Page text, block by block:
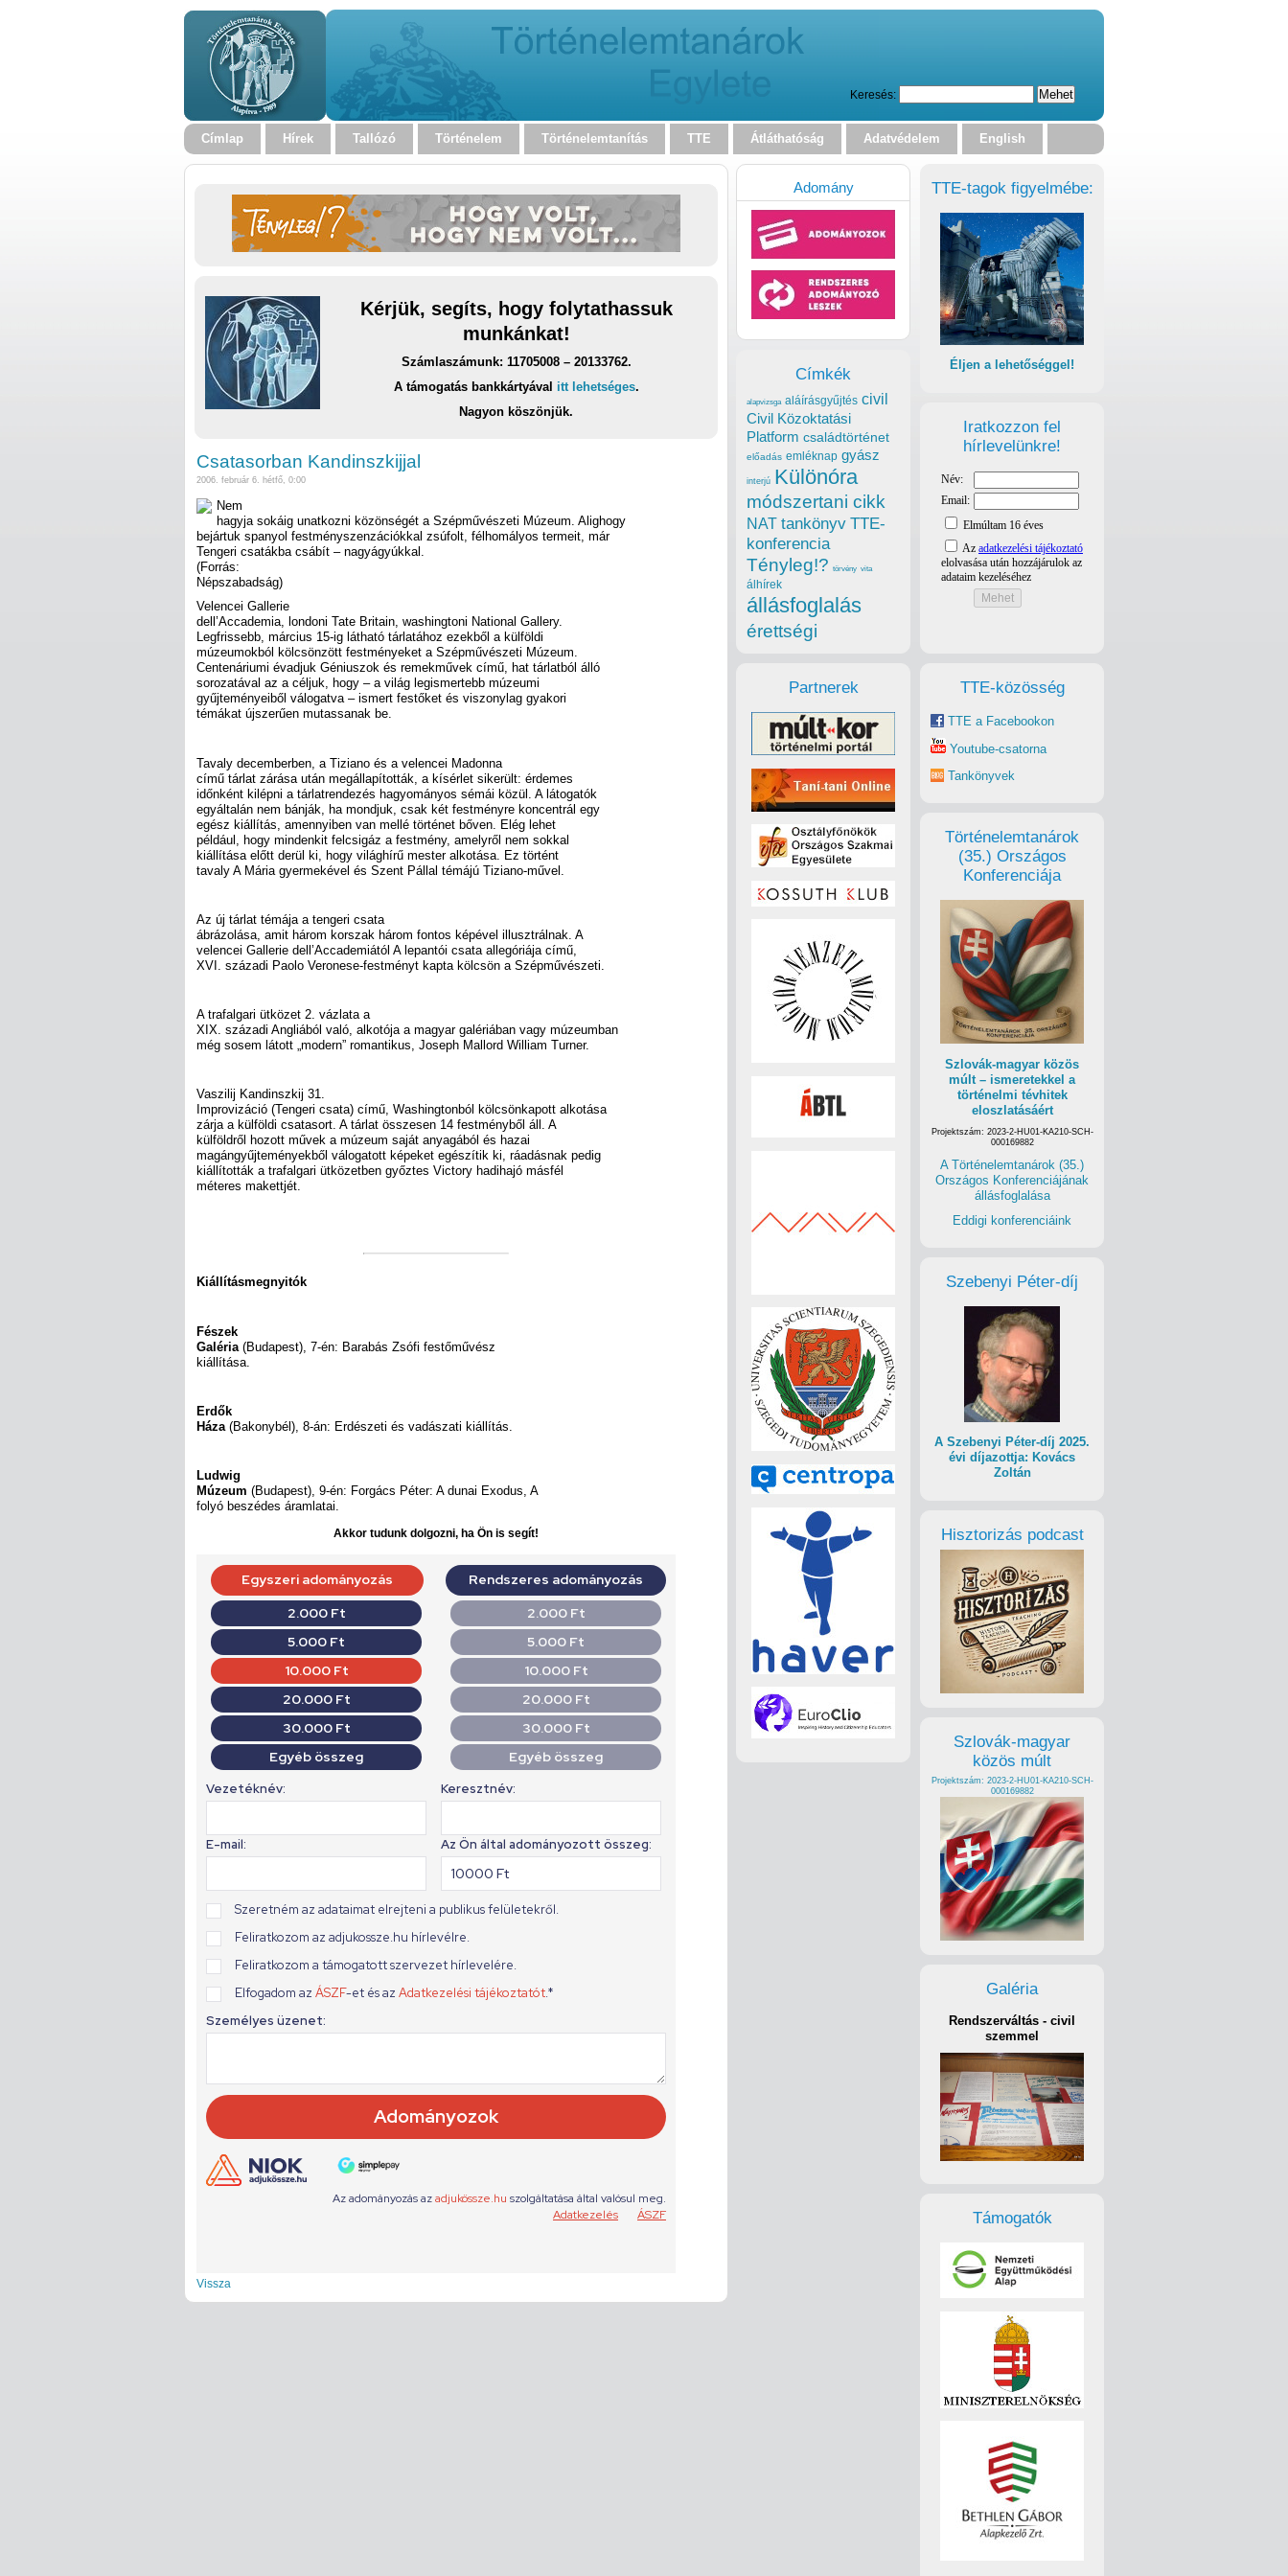
Keresés:
Címlap Hírek Tallózó Történelem Történelemtanítás TTE Átláthatóság Adatvédelem English
Kérjük, segíts, hogy folytathassuk
munkánkat!
Számlaszámunk: 11705008 – 20133762.
A támogatás bankkártyával itt lehetséges.
Nagyon köszönjük.
Csatasorban Kandinszkijjal
2006. február 6. hétfő, 0:00
Nem
hagyja sokáig unatkozni közönségét a Szépművészeti Múzeum. Alighogy
bejártuk spanyol festményszenzációkkal zsúfolt, félhomályos termeit, már
Tengeri csatákba csábít – nagyágyúkkal.
(Forrás:
Népszabadság)
Velencei Gallerie
dell’Accademia, londoni Tate Britain, washingtoni National Gallery.
Legfrissebb, március 15-ig látható tárlatához ezekből a külföldi
múzeumokból kölcsönzött festményeket a Szépművészeti Múzeum.
Centenáriumi évadjuk Géniuszok és remekművek című, hat tárlatból álló
sorozatával az a céljuk, hogy – a világ legismertebb múzeumi
gyűjteményeiből válogatva – ismert festőket és viszonylag gyakori
témákat újszerűen mutassanak be.
Tavaly decemberben, a Tiziano és a velencei Madonna
című tárlat zárása után megállapították, a kísérlet sikerült: érdemes
időnként kilépni a tárlatrendezés hagyományos sémái közül. A látogatók
egyáltalán nem bánják, ha mondjuk, csak két festményre koncentrál egy
egész kiállítás, amennyiben van mellé történet bőven. Elég lehet
például, hogy mindenkit felcsigáz a festmény, amelyről nem sokkal
kiállítása előtt derül ki, hogy világhírű mester alkotása. Ez történt
tavaly A Mária gyermekével és Szent Pállal témájú Tiziano-művel.
Az új tárlat témája a tengeri csata
ábrázolása, amit három korszak három fontos képével illusztrálnak. A
velencei Gallerie dell’Accademiától A lepantói csata allegóriája című,
XVI. századi Paolo Veronese-festményt kapta kölcsön a Szépművészeti.
A trafalgari ütközet 2. vázlata a
XIX. századi Angliából való, alkotója a magyar galériában vagy múzeumban
még sosem látott „modern” romantikus, Joseph Mallord William Turner.
Vaszilij Kandinszkij 31.
Improvizáció (Tengeri csata) című, Washingtonból kölcsönkapott alkotása
zárja a külföldi csatasort. A tárlat összesen 14 festményből áll. A
külföldről hozott művek a múzeum saját anyagából és hazai
magángyűjteményekből válogatott képeket egészítik ki, ráadásnak pedig
kiállították a trafalgari ütközetben győztes Victory hadihajó másfél
méteres makettjét.
Kiállításmegnyitók
Fészek
Galéria (Budapest), 7-én: Barabás Zsófi festőművész
kiállítása.
Erdők
Háza (Bakonybél), 8-án: Erdészeti és vadászati kiállítás.
Ludwig
Múzeum (Budapest), 9-én: Forgács Péter: A dunai Exodus, A
folyó beszédes áramlatai.
Akkor tudunk dolgozni, ha Ön is segít!
Vissza
TTE-tagok figyelmébe:
Éljen a lehetőséggel!
Iratkozzon fel
hírlevelünkre!
TTE-közösség
TTE a Facebookon
Youtube-csatorna
Tankönyvek
Történelemtanárok
(35.) Országos
Konferenciája
Szlovák-magyar közös
múlt – ismeretekkel a
történelmi tévhitek
eloszlatásáért
Projektszám: 2023-2-HU01-KA210-SCH-
000169882
A Történelemtanárok (35.)
Országos Konferenciájának
állásfoglalása
Eddigi konferenciáink
Szebenyi Péter-díj
A Szebenyi Péter-díj 2025.
évi díjazottja: Kovács
Zoltán
Hisztorizás podcast
Szlovák-magyar
közös múlt
Projektszám: 2023-2-HU01-KA210-SCH-
000169882
Galéria
Rendszerváltás - civil
szemmel
Támogatók
Adomány
Címkék
alapvizsga aláírásgyűjtés civil
Civil Közoktatási
Platform családtörténet
előadás emléknap gyász
interjú Különóra
módszertani cikk
NAT tankönyv TTE-
konferencia
Tényleg!? törvény vita
álhírek
állásfoglalás
érettségi
Partnerek